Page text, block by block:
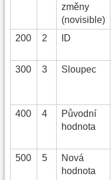
změny
(novisible)
200
2 ID
300
3 Sloupec
400
4
Původní
hodnota
500
5
Nová
hodnota